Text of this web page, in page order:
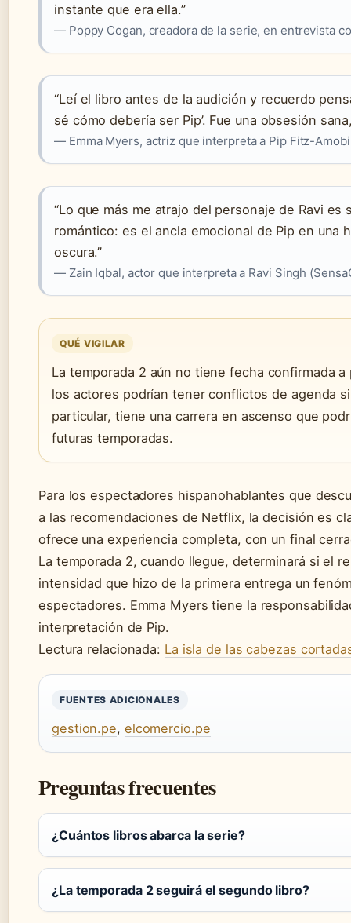
instante que era ella.”
— Poppy Cogan, creadora de la serie, en entrevista
“Leí el libro antes de la audición y recuerdo
sé cómo debería ser Pip’. Fue una obsesión
— Emma Myers, actriz que interpreta a Pip Fitz-
“Lo que más me atrajo del personaje de Ravi
romántico: es el ancla emocional de Pip en una
oscura.”
— Zain Iqbal, actor que interpreta a Ravi Singh
QUÉ VIGILAR
La temporada 2 aún no tiene fecha confirmada
los actores podrían tener conflictos de agenda
particular, tiene una carrera en ascenso que
futuras temporadas.
Para los espectadores hispanohablantes que
a las recomendaciones de Netflix, la decisión es
ofrece una experiencia completa, con un final
La temporada 2, cuando llegue, determinará si el
intensidad que hizo de la primera entrega un
espectadores. Emma Myers tiene la
interpretación de Pip.
Lectura relacionada: La isla de las cabezas
FUENTES ADICIONALES
gestion.pe, elcomercio.pe
Preguntas frecuentes
¿Cuántos libros abarca la serie?
¿La temporada 2 seguirá el segundo libro?